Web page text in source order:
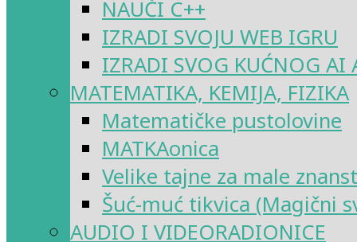
NAUČI C++
IZRADI SVOJU WEB IGRU
IZRADI SVOG KUĆNOG AI
MATEMATIKA, KEMIJA, FIZIKA
Matematičke pustolovine
MATKAonica
Velike tajne za male
Šuć-muć tikvica (Magični
AUDIO I VIDEORADIONICE